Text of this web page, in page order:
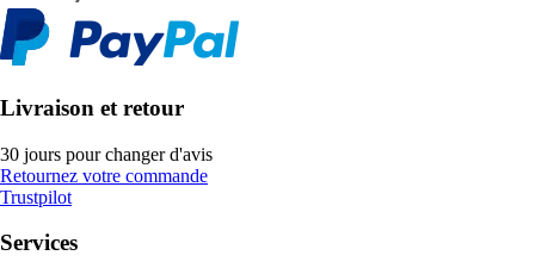
Livraison et retour
30 jours pour changer d'avis
Retournez votre commande
Trustpilot
Services